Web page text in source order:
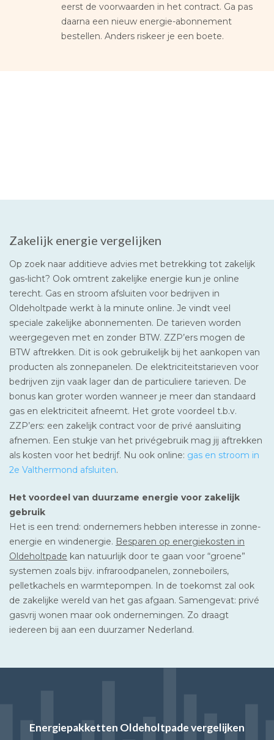
eerst de voorwaarden in het contract. Ga pas
daarna een nieuw energie-abonnement
bestellen. Anders riskeer je een boete.
Zakelijk energie vergelijken
Op zoek naar additieve advies met betrekking tot zakelijk
gas-licht? Ook omtrent zakelijke energie kun je online
terecht. Gas en stroom afsluiten voor bedrijven in
Oldeholtpade werkt à la minute online. Je vindt veel
speciale zakelijke abonnementen. De tarieven worden
weergegeven met en zonder BTW. ZZP’ers mogen de
BTW aftrekken. Dit is ook gebruikelijk bij het aankopen van
producten als zonnepanelen. De elektriciteitstarieven voor
bedrijven zijn vaak lager dan de particuliere tarieven. De
bonus kan groter worden wanneer je meer dan standaard
gas en elektriciteit afneemt. Het grote voordeel t.b.v.
ZZP’ers: een zakelijk contract voor de privé aansluiting
afnemen. Een stukje van het privégebruik mag jij aftrekken
als kosten voor het bedrijf. Nu ook online: gas en stroom in
2e Valthermond afsluiten.
Het voordeel van duurzame energie voor zakelijk
gebruik
Het is een trend: ondernemers hebben interesse in zonne-
energie en windenergie. Besparen op energiekosten in
Oldeholtpade kan natuurlijk door te gaan voor “groene”
systemen zoals bijv. infraroodpanelen, zonneboilers,
pelletkachels en warmtepompen. In de toekomst zal ook
de zakelijke wereld van het gas afgaan. Samengevat: privé
gasvrij wonen maar ook ondernemingen. Zo draagt
iedereen bij aan een duurzamer Nederland.
Energiepakketten Oldeholtpade vergelijken